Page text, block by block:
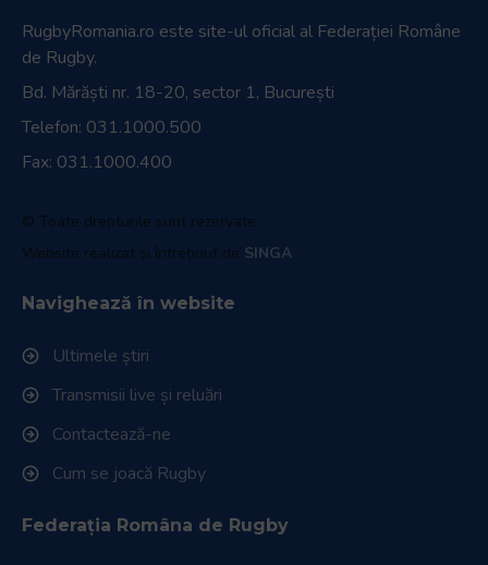
RugbyRomania.ro este site-ul oficial al Federației Române
de Rugby.
Bd. Mărăști nr. 18-20, sector 1, București
Telefon: 031.1000.500
Fax: 031.1000.400
© Toate drepturile sunt rezervate.
Website realizat și întreținut de SINGA
Navighează în website
Ultimele știri
Transmisii live și reluări
Contactează-ne
Cum se joacă Rugby
Federația Româna de Rugby